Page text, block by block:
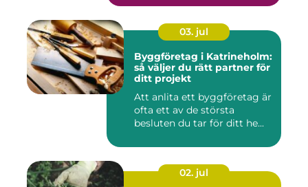
03. jul
Byggföretag i Katrineholm:
så väljer du rätt partner för
ditt projekt
Att anlita ett byggföretag är
ofta ett av de största
besluten du tar för ditt he...
02. jul